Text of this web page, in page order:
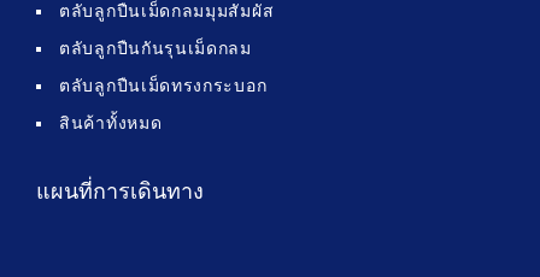
ตลับลูกปืนเม็ดกลมมุมสัมผัส
ตลับลูกปืนกันรุนเม็ดกลม
ตลับลูกปืนเม็ดทรงกระบอก
สินค้าทั้งหมด
แผนที่การเดินทาง